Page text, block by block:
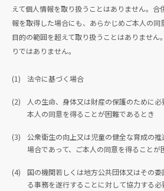
えて個人情報を取り扱うことはありません。
報を取得した場合にも、あらかじめご本人の同
目的の範囲を超えて取り扱うことはありませ
りではありません。
(1) 法令に基づく場合
(2)
人の生命、身体又は財産の保護のために
本人の同意を得ることが困難であるとき
(3)
公衆衛生の向上又は児童の健全な育成の
場合であって、ご本人の同意を得ることが
(4)
国の機関若しくは地方公共団体又はその
る事務を遂行することに対して協力する